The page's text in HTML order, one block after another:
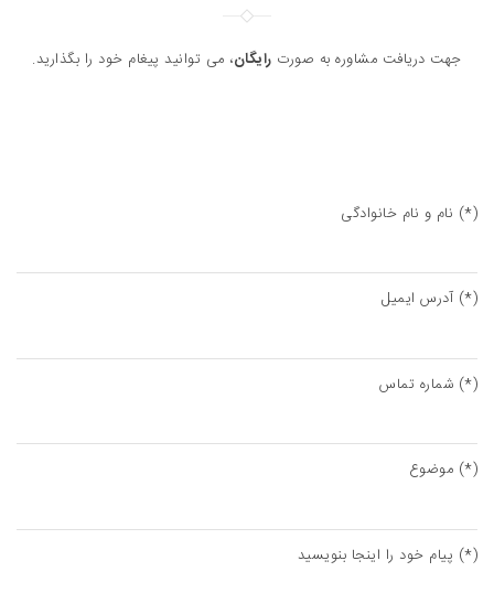
جهت دریافت مشاوره به صورت رایگان، می توانید پیغام خود را بگذارید.
نام و نام خانوادگی (*)
آدرس ایمیل (*)
شماره تماس (*)
موضوع (*)
پیام خود را اینجا بنویسید (*)